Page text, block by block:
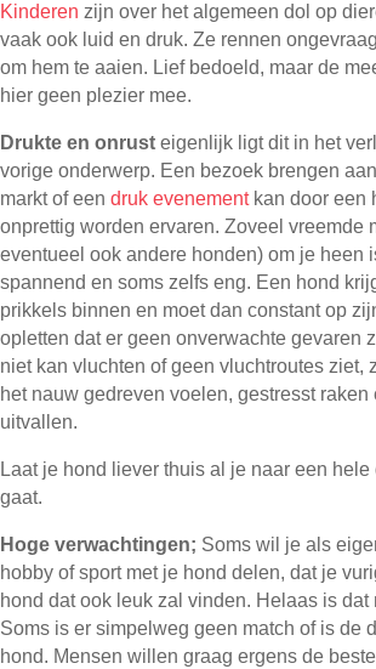
Kinderen zijn over het algemeen dol op
vaak ook luid en druk. Ze rennen
om hem te aaien. Lief bedoeld, maar de
hier geen plezier mee.
Drukte en onrust eigenlijk ligt dit in het
vorige onderwerp. Een bezoek brengen
markt of een druk evenementkan door een
onprettig worden ervaren. Zoveel vreemde
eventueel ook andere honden) om je heen
spannend en soms zelfs eng. Een hond
prikkels binnen en moet dan constant op
opletten dat er geen onverwachte gevaren
niet kan vluchten of geen vluchtroutes ziet,
het nauw gedreven voelen, gestresst raken
uitvallen.
Laat je hond liever thuis al je naar een
gaat.
Hoge verwachtingen; Soms wil je als
hobby of sport met je hond delen, dat je
hond dat ook leuk zal vinden. Helaas is dat
Soms is er simpelweg geen match of is de
hond. Mensen willen graag ergens de